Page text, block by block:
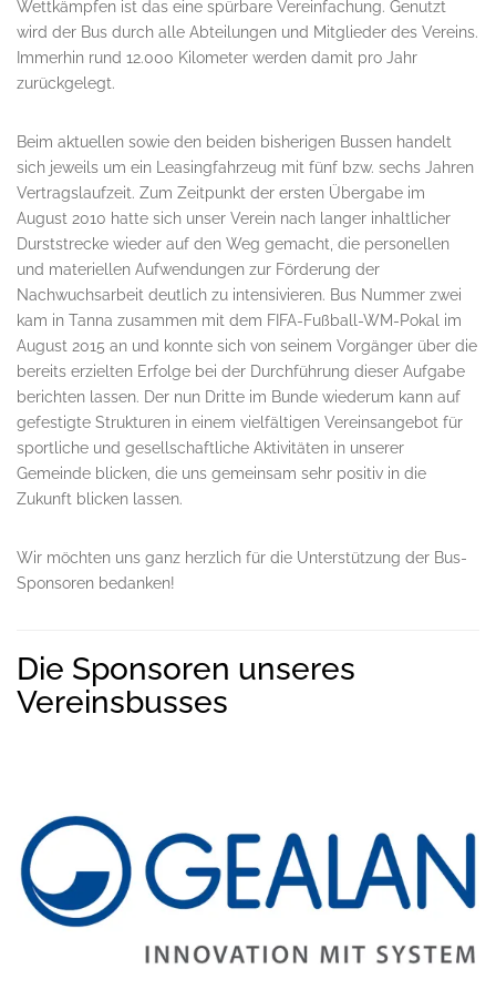
Wettkämpfen ist das eine spürbare Vereinfachung. Genutzt
wird der Bus durch alle Abteilungen und Mitglieder des Vereins.
Immerhin rund 12.000 Kilometer werden damit pro Jahr
zurückgelegt.
Beim aktuellen sowie den beiden bisherigen Bussen handelt
sich jeweils um ein Leasingfahrzeug mit fünf bzw. sechs Jahren
Vertragslaufzeit. Zum Zeitpunkt der ersten Übergabe im
August 2010 hatte sich unser Verein nach langer inhaltlicher
Durststrecke wieder auf den Weg gemacht, die personellen
und materiellen Aufwendungen zur Förderung der
Nachwuchsarbeit deutlich zu intensivieren. Bus Nummer zwei
kam in Tanna zusammen mit dem FIFA-Fußball-WM-Pokal im
August 2015 an und konnte sich von seinem Vorgänger über die
bereits erzielten Erfolge bei der Durchführung dieser Aufgabe
berichten lassen. Der nun Dritte im Bunde wiederum kann auf
gefestigte Strukturen in einem vielfältigen Vereinsangebot für
sportliche und gesellschaftliche Aktivitäten in unserer
Gemeinde blicken, die uns gemeinsam sehr positiv in die
Zukunft blicken lassen.
Wir möchten uns ganz herzlich für die Unterstützung der Bus-
Sponsoren bedanken!
Die Sponsoren unseres
Vereinsbusses